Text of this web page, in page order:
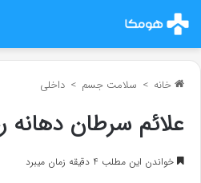
خانه > سلامت جسم > داخلی
علائم سرطان
خواندن این مطلب 4 دقیقه زمان میبرد